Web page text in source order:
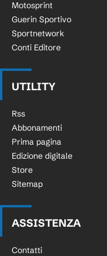
Motosprint
Guerin Sportivo
Sportnetwork
Conti Editore
UTILITY
Rss
Abbonamenti
Prima pagina
Edizione digitale
Store
Sitemap
ASSISTENZA
Contatti